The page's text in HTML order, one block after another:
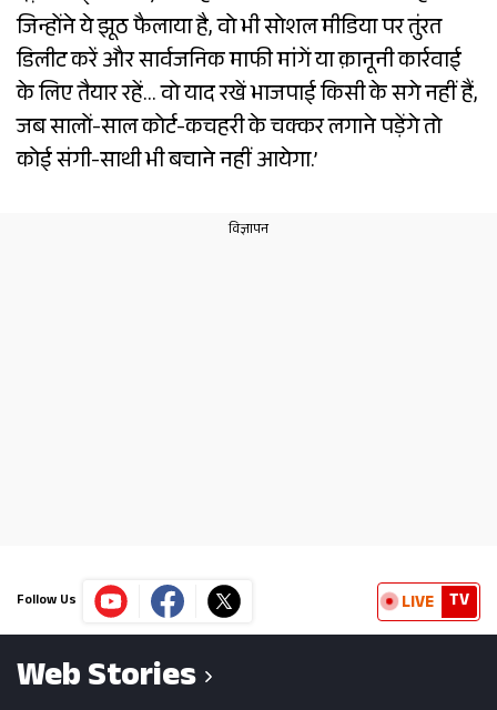
जिन्होंने ये झूठ फैलाया है, वो भी सोशल मीडिया पर तुंरत
डिलीट करें और सार्वजनिक माफी मांगें या क़ानूनी कार्रवाई
के लिए तैयार रहें… वो याद रखें भाजपाई किसी के सगे नहीं हैं,
जब सालों-साल कोर्ट-कचहरी के चक्कर लगाने पड़ेंगे तो
कोई संगी-साथी भी बचाने नहीं आयेगा.’
Follow Us LIVE TV
Web Stories